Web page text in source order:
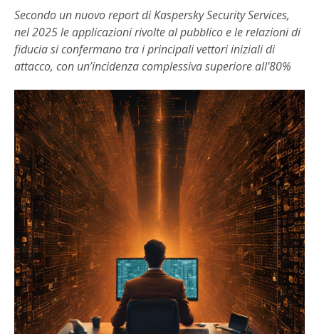
Secondo un nuovo report di Kaspersky Security Services,
nel 2025 le applicazioni rivolte al pubblico e le relazioni di
fiducia si confermano tra i principali vettori iniziali di
attacco, con un’incidenza complessiva superiore all’80%